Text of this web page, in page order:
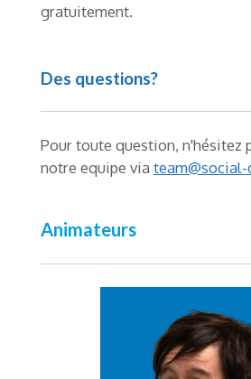
gratuitement.
Des questions?
Pour toute question, n'hésitez
notre equipe via
Animateurs